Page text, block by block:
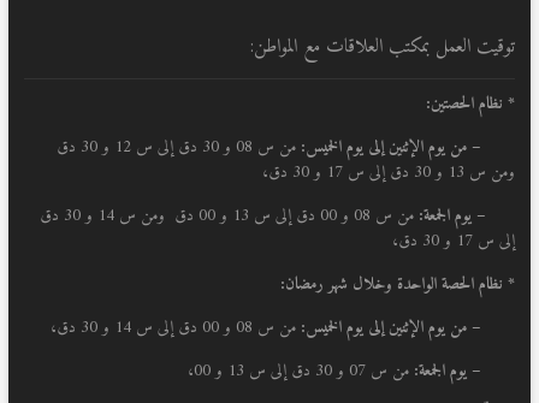
توقيت العمل بمكتب العلاقات مع المواطن:
* نظام الحصتين:
– من يوم الإثنين إلى يوم الخميس:
من س 08 و 30 دق إلى س 12 و 30 دق
ومن س 13 و 30 دق إلى س 17 و 30 دق،
– يوم الجمعة:
من س 08 و 00 دق إلى س 13 و 00 دق ومن س 14 و 30 دق
إلى س 17 و 30 دق،
* نظام الحصة الواحدة وخلال شهر رمضان:
– من يوم الإثنين إلى يوم الخميس: من س 08 و 00 دق إلى س 14 و 30 دق،
– يوم الجمعة: من س 07 و 30 دق إلى س 13 و 00،